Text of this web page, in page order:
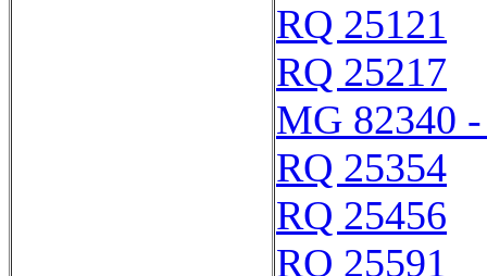
RQ 25121
RQ 25217
MG 82340
RQ 25354
RQ 25456
RQ 25591